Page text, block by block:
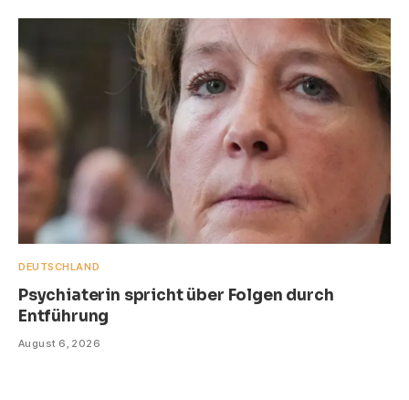
DEUTSCHLAND
Psychiaterin spricht über Folgen durch
Entführung
August 6, 2026